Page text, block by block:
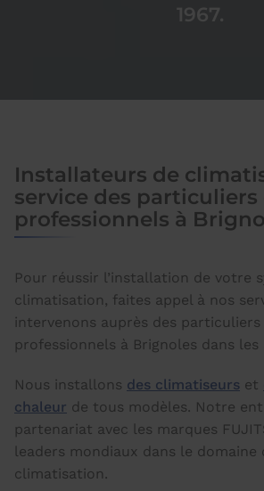
1967.
Installateurs de
service des particuliers
professionnels à
Pour réussir l’installation de votre
climatisation, faites appel à nos
intervenons auprès des particuliers
professionnels à Brignoles dans
Nous installons des climatiseurs et
chaleur de tous modèles. Notre
partenariat avec les marques
leaders mondiaux dans le domaine
climatisation.